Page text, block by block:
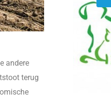
andere
terug